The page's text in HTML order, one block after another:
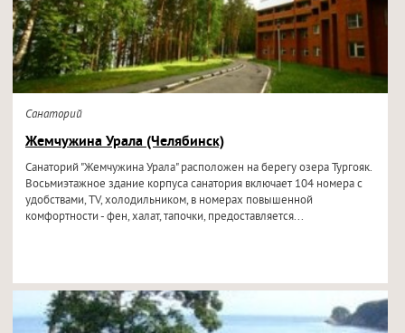
Санаторий
Жемчужина Урала (Челябинск)
Санаторий "Жемчужина Урала" расположен на берегу озера Тургояк.
Восьмиэтажное здание корпуса санатория включает 104 номера с
удобствами, TV, холодильником, в номерах повышенной
комфортности - фен, халат, тапочки, предоставляется...